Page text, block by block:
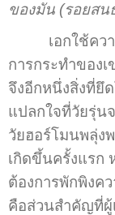
ของมัน (รอยสน
เอกใช้ความ
การกระทำของ
จึงอีกหนึ่งสิ่งที่ยึ
แปลกใจที่วัยรุ่น
วัยฮอร์โมนพลุ่ง
เกิดขึ้นครั้งแรก
ต้องการพักพิงค
คือส่วนสำคัญที่ผู้